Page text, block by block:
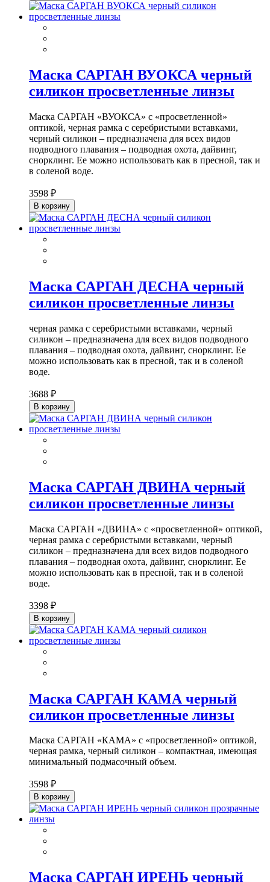
Маска САРГАН ВУОКСА черный
силикон просветленные линзы
Маска САРГАН «ВУОКСА» с «просветленной»
оптикой, черная рамка с серебристыми вставками,
черный силикон – предназначена для всех видов
подводного плавания – подводная охота, дайвинг,
снорклинг. Ее можно использовать как в пресной, так и
в соленой воде.
3598 ₽
В корзину
Маска САРГАН ДЕСНА черный
силикон просветленные линзы
черная рамка с серебристыми вставками, черный
силикон – предназначена для всех видов подводного
плавания – подводная охота, дайвинг, снорклинг. Ее
можно использовать как в пресной, так и в соленой
воде.
3688 ₽
В корзину
Маска САРГАН ДВИНА черный
силикон просветленные линзы
Маска САРГАН «ДВИНА» с «просветленной» оптикой,
черная рамка с серебристыми вставками, черный
силикон – предназначена для всех видов подводного
плавания – подводная охота, дайвинг, снорклинг. Ее
можно использовать как в пресной, так и в соленой
воде.
3398 ₽
В корзину
Маска САРГАН КАМА черный
силикон просветленные линзы
Маска САРГАН «КАМА» с «просветленной» оптикой,
черная рамка, черный силикон – компактная, имеющая
минимальный подмасочный объем.
3598 ₽
В корзину
Маска САРГАН ИРЕНЬ черный